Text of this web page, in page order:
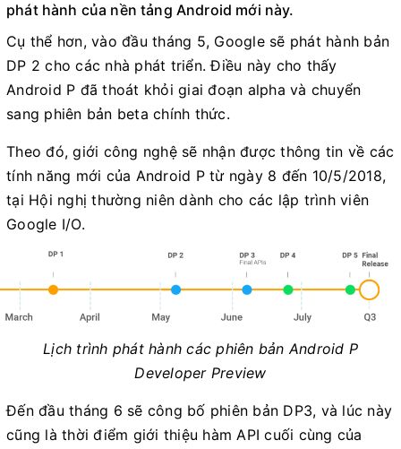
phát hành của nền tảng Android mới này.
Cụ thể hơn, vào đầu tháng 5, Google sẽ phát hành bản
DP 2 cho các nhà phát triển. Điều này cho thấy
Android P đã thoát khỏi giai đoạn alpha và chuyển
sang phiên bản beta chính thức.
Theo đó, giới công nghệ sẽ nhận được thông tin về các
tính năng mới của Android P từ ngày 8 đến 10/5/2018,
tại Hội nghị thường niên dành cho các lập trình viên
Google I/O.
Lịch trình phát hành các phiên bản Android P
Developer Preview
Đến đầu tháng 6 sẽ công bố phiên bản DP3, và lúc này
cũng là thời điểm giới thiệu hàm API cuối cùng của